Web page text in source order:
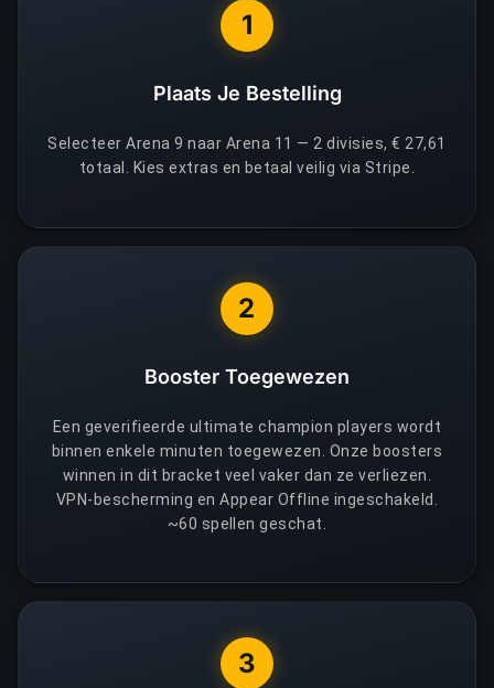
1
Plaats Je Bestelling
Selecteer Arena 9 naar Arena 11 — 2 divisies, € 27,61
totaal. Kies extras en betaal veilig via Stripe.
2
Booster Toegewezen
Een geverifieerde ultimate champion players wordt
binnen enkele minuten toegewezen. Onze boosters
winnen in dit bracket veel vaker dan ze verliezen.
VPN-bescherming en Appear Offline ingeschakeld.
~60 spellen geschat.
3